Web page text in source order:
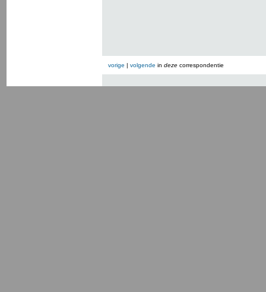
vorige | volgende in deze correspondentie